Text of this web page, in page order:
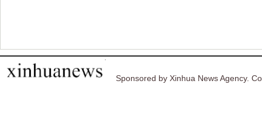
Sponsored by Xinhua News Agency.